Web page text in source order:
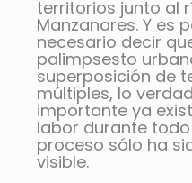
territorios junto al
Manzanares. Y es
necesario decir
palimpsesto
superposición de
múltiples, lo
importante ya
labor durante
proceso sólo ha
visible.